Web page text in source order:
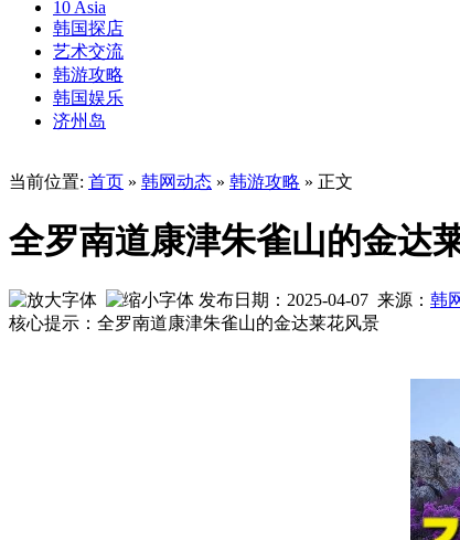
10 Asia
韩国探店
艺术交流
韩游攻略
韩国娱乐
济州岛
当前位置: 首页 » 韩网动态 » 韩游攻略 » 正文
全罗南道康津朱雀山的金达
发布日期：2025-04-07 来源： 韩
核心提示：全罗南道康津朱雀山的金达莱花风景